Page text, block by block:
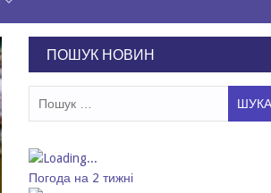
ПОШУК НОВИН
Погода на 2 тижні